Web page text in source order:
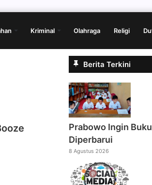
Kriminal Olahraga Religi
Berita Terkini
Prabowo Ingin
Diperbarui
8 Agustus 2026